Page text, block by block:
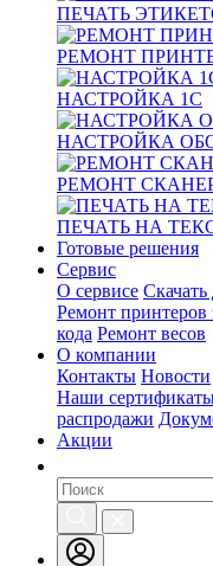
ПЕЧАТЬ
РЕМОНТ
НАСТРОЙКА 1С
НАСТРОЙКА
РЕМОНТ
ПЕЧАТЬ НА
Готовые решения
Сервис
О сервисе Скачать
Ремонт принтеров
кода Ремонт весов
О компании
Контакты Новости
Наши
распродажи
Акции